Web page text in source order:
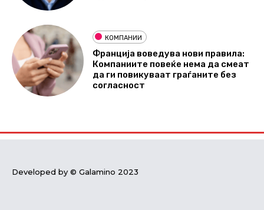
КОМПАНИИ
Франција воведува нови правила:
Компаниите повеќе нема да смеат
да ги повикуваат граѓаните без
согласност
Developed by © Galamino 2023